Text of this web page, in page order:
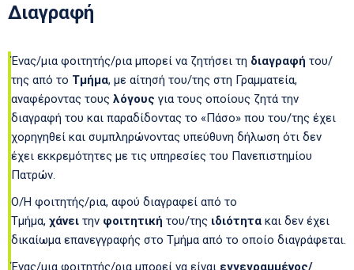
Διαγραφή
Ένας/μια φοιτητής/ρια μπορεί να ζητήσει τη διαγραφή του/
της από το Τμήμα, με αίτησή του/της στη Γραμματεία,
αναφέροντας τους λόγους για τους οποίους ζητά την
διαγραφή του και παραδίδοντας το «Πάσο» που του/της έχει
χορηγηθεί και συμπληρώνοντας υπεύθυνη δήλωση ότι δεν
έχει εκκρεμότητες με τις υπηρεσίες του Πανεπιστημίου
Πατρών.
Ο/Η φοιτητής/ρια, αφού διαγραφεί από το
Τμήμα, χάνει την φοιτητική του/της ιδιότητα και δεν έχει
δικαίωμα επανεγγραφής στο Τμήμα από το οποίο διαγράφεται.
Ένας/μια φοιτητής/ρια μπορεί να είναι εγγεγραμμένος/